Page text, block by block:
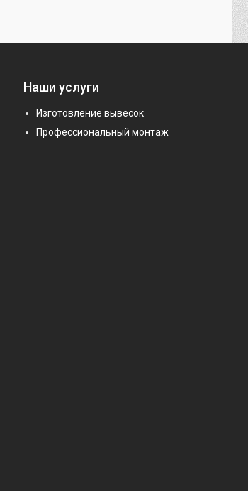
Наши услуги
Изготовление вывесок
Профессиональный монтаж